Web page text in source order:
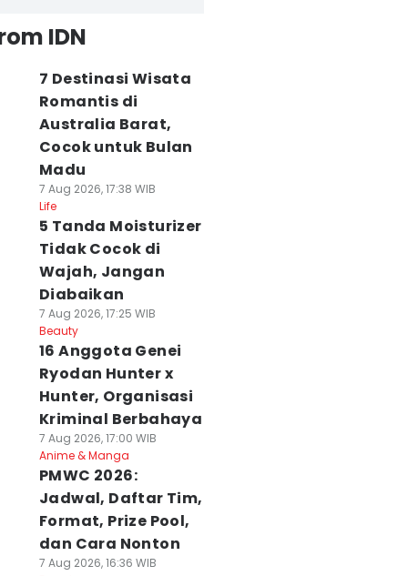
IDN
7 Destinasi Wisata
Romantis di
Australia Barat,
Cocok untuk Bulan
Madu
7 Aug 2026, 17:38 WIB
Life
5 Tanda Moisturizer
Tidak Cocok di
Wajah, Jangan
Diabaikan
7 Aug 2026, 17:25 WIB
Beauty
16 Anggota Genei
Ryodan Hunter x
Hunter, Organisasi
Kriminal Berbahaya
7 Aug 2026, 17:00 WIB
Anime & Manga
PMWC 2026:
Jadwal, Daftar Tim,
Format, Prize Pool,
dan Cara Nonton
7 Aug 2026, 16:36 WIB